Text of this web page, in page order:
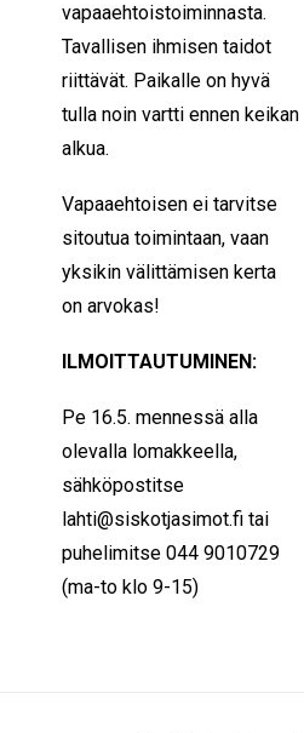
vapaaehtoistoiminnasta.
Tavallisen ihmisen taidot
riittävät. Paikalle on hyvä
tulla noin vartti ennen keikan
alkua.
Vapaaehtoisen ei tarvitse
sitoutua toimintaan, vaan
yksikin välittämisen kerta
on arvokas!
ILMOITTAUTUMINEN:
Pe 16.5. mennessä alla
olevalla lomakkeella,
sähköpostitse
lahti@siskotjasimot.fi tai
puhelimitse 044 9010729
(ma-to klo 9-15)